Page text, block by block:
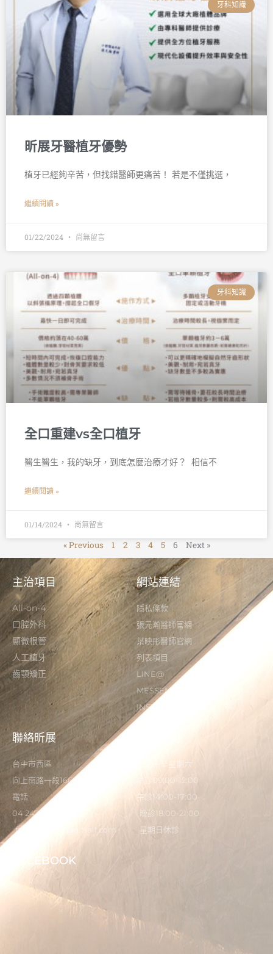
牙科知識
昕展牙醫植牙優勢
植牙已經夠辛苦，但找錯醫師更痛苦！ 若是不僅挑選，
繼續閱讀 »
01/22/2024 尚無留言
牙科知識
全口重建vs全口植牙
醫生醫生，我的缺牙，到底怎麼治療才好？ 󠀠 相信不
繼續閱讀 »
01/14/2024 尚無留言
« Previous 1 2 3 4 5 6 Next »
主治項目
All-on-4
口腔外科
顯微根管
人工植牙
齒顎矯正
網站連結
隱私條款
張元瀚醫師官網
葉映彤醫師官網
列表項目
LINE@
MESSENGER
INSTAGRAM
聯絡昕展
台中市西區
向上南路一段166-5號
電話
04 2473 0325
flystardental@gmail.com
星期一至星期六
早診09:00-12:00
午診14:00-17:00
晚診18:00-21:00
星期日休診
FACEBOOK